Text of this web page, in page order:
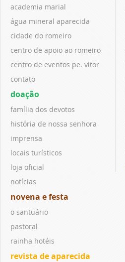
academia marial
água mineral aparecida
cidade do romeiro
centro de apoio ao romeiro
centro de eventos pe. vitor
contato
doação
família dos devotos
história de nossa senhora
imprensa
locais turísticos
loja oficial
notícias
novena e festa
o santuário
pastoral
rainha hotéis
revista de aparecida